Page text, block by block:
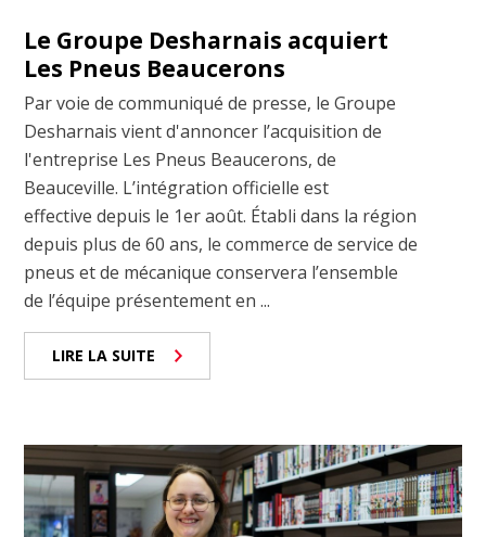
Le Groupe Desharnais acquiert
Les Pneus Beaucerons
Par voie de communiqué de presse, le Groupe
Desharnais vient d'annoncer l’acquisition de
l'entreprise Les Pneus Beaucerons, de
Beauceville. L’intégration officielle est
effective depuis le 1er août. Établi dans la région
depuis plus de 60 ans, le commerce de service de
pneus et de mécanique conservera l’ensemble
de l’équipe présentement en ...
LIRE LA SUITE